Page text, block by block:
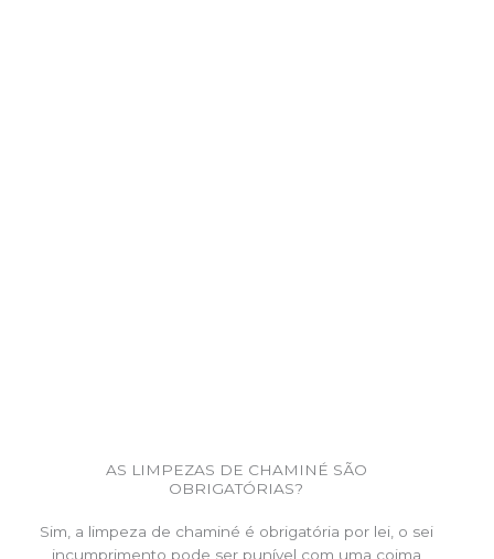
AS LIMPEZAS DE CHAMINÉ SÃO
OBRIGATÓRIAS?
Sim, a limpeza de chaminé é obrigatória por lei, o sei
incumprimento pode ser punível com uma coima